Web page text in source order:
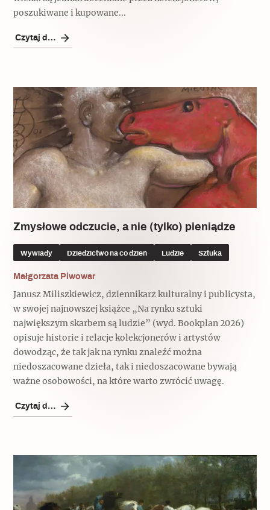
poszukiwane i kupowane...
Czytaj dalej
Zmysłowe odczucie, a nie (tylko) pieniądze
Wywiady Dziedzictwo na co dzień Ludzie Sztuka
Małgorzata Piwowar
Janusz Miliszkiewicz, dziennikarz kulturalny i publicysta,
w swojej najnowszej książce „Na rynku sztuki
największym skarbem są ludzie” (wyd. Bookplan 2026)
opisuje historie i relacje kolekcjonerów i artystów
dowodząc, że tak jak na rynku znaleźć można
niedoszacowane dzieła, tak i niedoszacowane bywają
ważne osobowości, na które warto zwrócić uwagę.
Czytaj dalej